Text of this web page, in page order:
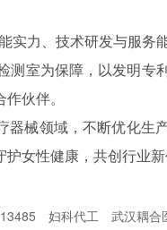
实力、技术研发与服
测室为保障，以发明专
伙伴。
械领域，不断优化生
女性健康，共创行业
妇科代工 武汉耦合